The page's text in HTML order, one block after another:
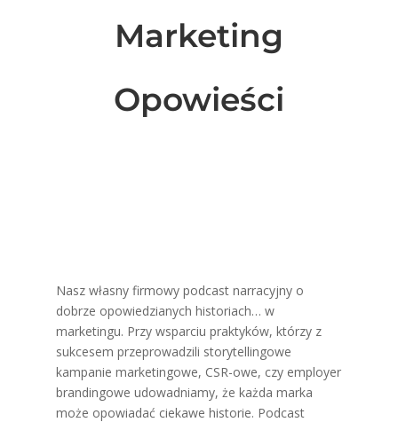
Marketing
Opowieści
Nasz własny firmowy podcast narracyjny o
dobrze opowiedzianych historiach… w
marketingu. Przy wsparciu praktyków, którzy z
sukcesem przeprowadzili storytellingowe
kampanie marketingowe, CSR-owe, czy employer
brandingowe udowadniamy, że każda marka
może opowiadać ciekawe historie. Podcast